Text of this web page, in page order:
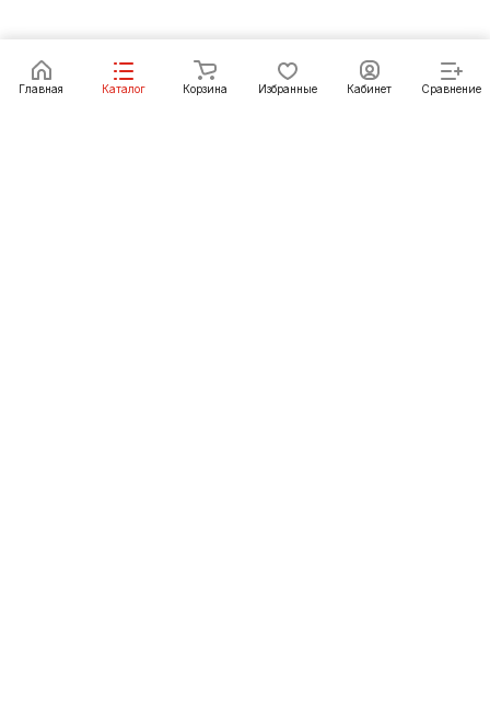
Под заказ
Главная Каталог Корзина Избранные Кабинет Сравнение